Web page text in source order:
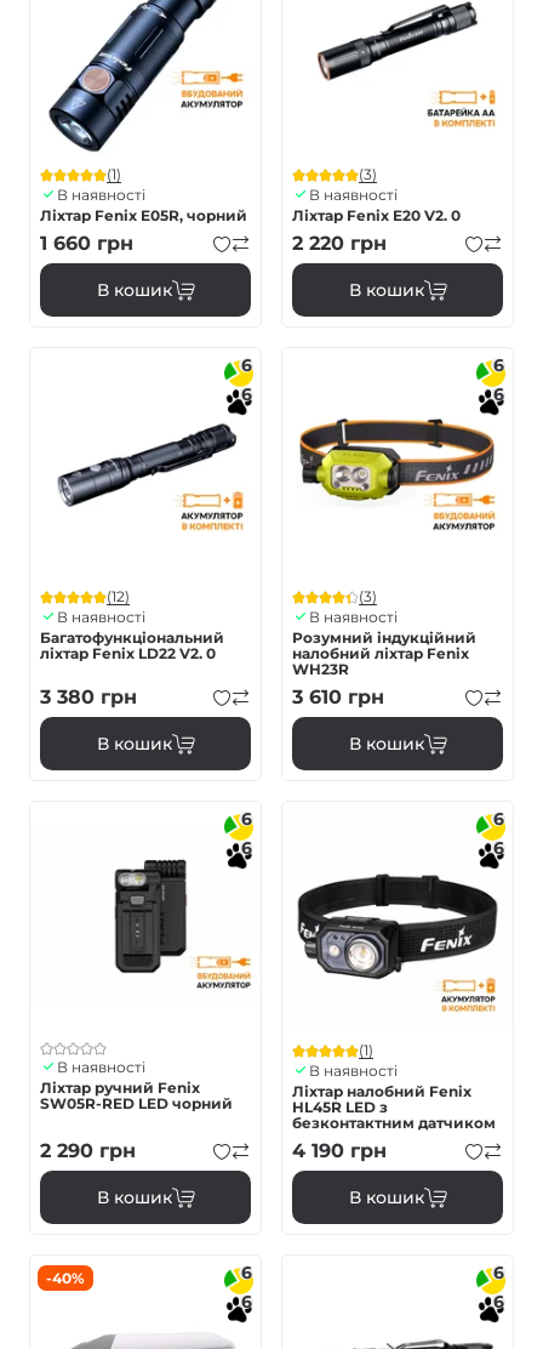
(1)
В наявності
Ліхтар Fenix E05R, чорний
1 660 грн
В кошик
(3)
В наявності
Ліхтар Fenix E20 V2. 0
2 220 грн
В кошик
6
6
(12)
В наявності
Багатофункціональний
ліхтар Fenix LD22 V2. 0
3 380 грн
В кошик
6
6
(3)
В наявності
Розумний індукційний
налобний ліхтар Fenix
WH23R
3 610 грн
В кошик
6
6
В наявності
Ліхтар ручний Fenix
SW05R-RED LED чорний
2 290 грн
В кошик
6
6
(1)
В наявності
Ліхтар налобний Fenix
HL45R LED з
безконтактним датчиком
4 190 грн
В кошик
-40%
6
6
6
6